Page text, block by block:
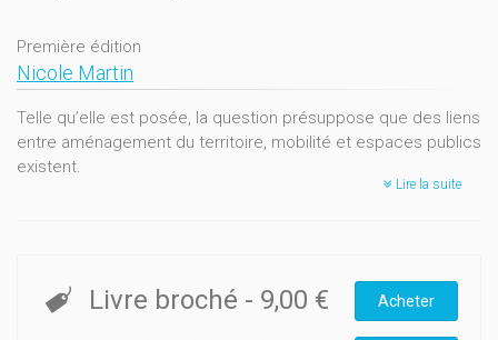
Première édition
Nicole Martin
Telle qu’elle est posée, la question présuppose que des liens
entre aménagement du territoire, mobilité et espaces publics
existent.
publiques wallonnes propres à chacun de ces domaines.
Cette présentation s’attache plus particulièrement à montrer
Lire la suite
Livre broché - 9,00 € Acheter